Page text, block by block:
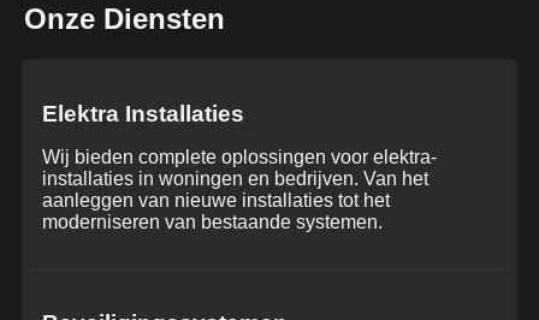
Onze Diensten
Elektra Installaties
Wij bieden complete oplossingen voor elektra-
installaties in woningen en bedrijven. Van het
aanleggen van nieuwe installaties tot het
moderniseren van bestaande systemen.